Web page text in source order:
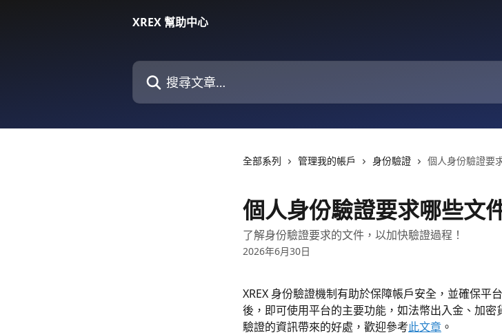
XREX 幫助中心
搜尋文章…
全部系列 管理我的帳戶 身份驗證 個人身份驗證要
個人身份驗證要求哪些文
了解身份驗證要求的文件，以加快驗證過程！
2026年6月30日
XREX 身份驗證機制有助於保障帳戶安全，並確保平
後，即可使用平台的主要功能，如法幣出入金、加
驗證的資訊帶來的好處，歡迎參考此文章 。